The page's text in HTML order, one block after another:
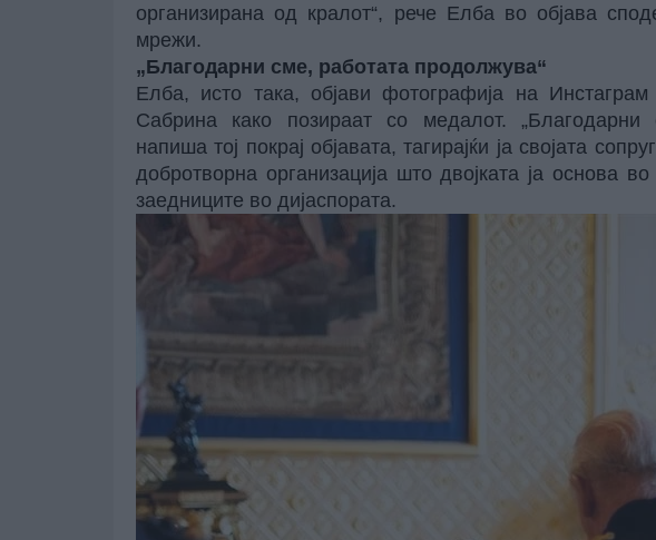
организирана од кралот“, рече Елба во објава
мрежи.
„Благодарни сме, работата продолжува“
Елба, исто така, објави фотографија на
Сабрина како позираат со медалот. „Благодарни
напиша тој покрај објавата, тагирајќи ја својата
добротворна организација што двојката ја основа
заедниците во дијаспората.